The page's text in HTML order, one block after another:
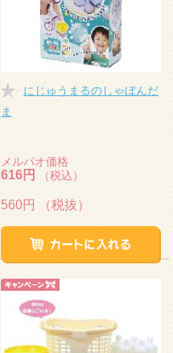
にじゅうまるのしゃぼんだ
ま
メルパオ価格
616円 （税込）
560円 （税抜）